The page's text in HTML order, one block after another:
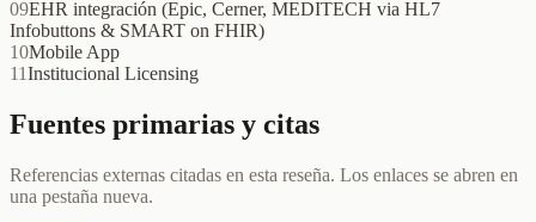
09EHR integración (Epic, Cerner, MEDITECH via HL7
Infobuttons & SMART on FHIR)
10Mobile App
11Institucional Licensing
Fuentes primarias y citas
Referencias externas citadas en esta reseña. Los enlaces se abren en
una pestaña nueva.